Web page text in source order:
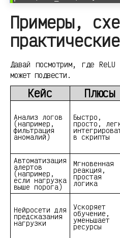
Примеры,
Давай посмотрим, где
может подвести.
Кейс Плюсы
Анализ логов
(например,
фильтрация
аномалий)
Быстро,
просто,
в скрипты
Автоматизация
алертов
(например,
если нагрузка
выше порога)
Мгновенная
реакция,
простая
логика
Нейросети для
предсказания
нагрузки
Ускоряет
обучение,
уменьшает
ресурсы